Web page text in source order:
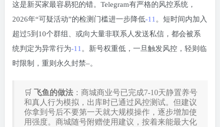
这是新买家最容易犯的错。Telegram有严格的风控系统，
2026年“可疑活动”的检测门槛进一步降低-11。短时间内加入
超过5到10个群组、或向大量非联系人发送私信，都会被系
统判定为异常行为-11。新号权重低，一旦触发风控，轻则临
时限制，重则永久封禁–。
🛒 飞鱼的做法 ：商城商业号已完成7-10天静置养号
和真人行为模拟，出库时已通过风控测试。但建议
你拿到号后不要第一天就大规模操作，逐步增加使
用强度。商城随号附赠使用建议，按着来能最大化